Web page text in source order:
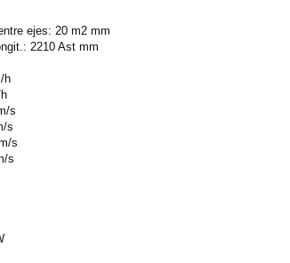
ejes: 20 m2 mm
2210 Ast mm
h
s
s
s
s